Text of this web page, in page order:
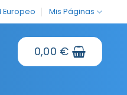
Europeo Mis Páginas
0,00 €